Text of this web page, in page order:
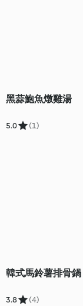
黑蒜鮑魚燉雞湯
5.0 (1)
韓式馬鈴薯排骨鍋
3.8 (4)